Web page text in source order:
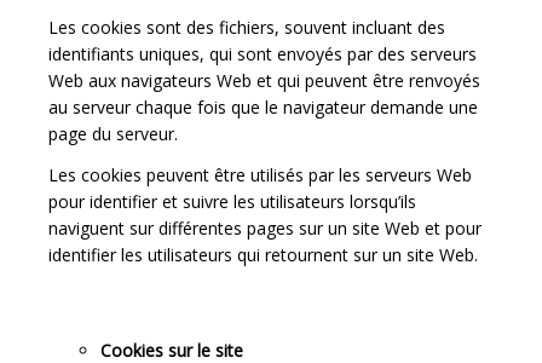
Les cookies sont des fichiers, souvent incluant des
identifiants uniques, qui sont envoyés par des serveurs
Web aux navigateurs Web et qui peuvent être renvoyés
au serveur chaque fois que le navigateur demande une
page du serveur.
Les cookies peuvent être utilisés par les serveurs Web
pour identifier et suivre les utilisateurs lorsqu’ils
naviguent sur différentes pages sur un site Web et pour
identifier les utilisateurs qui retournent sur un site Web.
Cookies sur le site